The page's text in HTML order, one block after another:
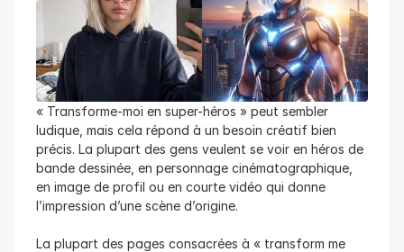
« Transforme-moi en super-héros » peut sembler
ludique, mais cela répond à un besoin créatif bien
précis. La plupart des gens veulent se voir en héros de
bande dessinée, en personnage cinématographique,
en image de profil ou en courte vidéo qui donne
l’impression d’une scène d’origine.
La plupart des pages consacrées à « transform me